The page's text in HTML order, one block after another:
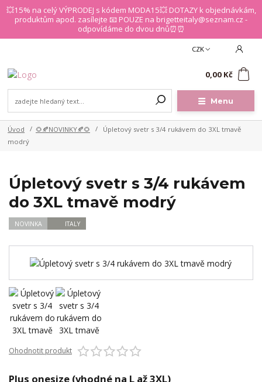
💥15% na celý VÝPRODEJ s kódem MODA15💥 DOTAZY k objednávkám,
produktům apod. zasílejte 📧 POUZE na brigetteitaly@seznam.cz -
odpovídáme do dvou dnů⏰⏰
Menu
CZK
0,00 Kč
Úvod 🌻🍂NOVINKY🍂🌻
Úpletový svetr s 3/4 rukávem do 3XL tmavě
modrý
Úpletový svetr s 3/4 rukávem
do 3XL tmavě modrý
NOVINKA ITALY
Ohodnotit produkt
Plus onesize (vhodné na L až 3XL)